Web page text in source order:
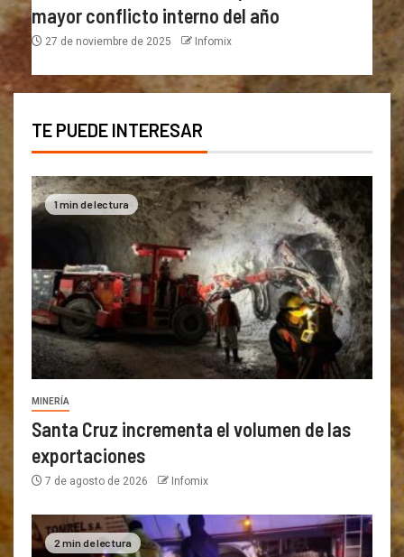
mayor conflicto interno del año
27 de noviembre de 2025 Infomix
TE PUEDE INTERESAR
1 min de lectura
MINERÍA
Santa Cruz incrementa el volumen de las
exportaciones
7 de agosto de 2026 Infomix
2 min de lectura